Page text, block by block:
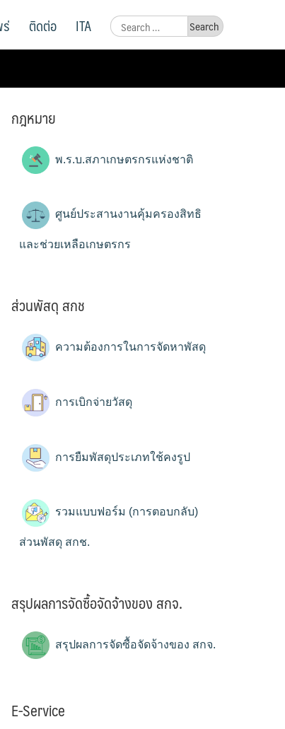
Search
for:
ติดต่อ ITA
กฎหมาย
พ.ร.บ.สภาเกษตรกรแห่งชาติ
ศูนย์ประสานงานคุ้มครองสิทธิ
และช่วยเหลือเกษตรกร
ส่วนพัสดุ สกช
ความต้องการในการจัดหาพัสดุ
การเบิกจ่ายวัสดุ
การยืมพัสดุประเภทใช้คงรูป
รวมแบบฟอร์ม (การตอบกลับ)
ส่วนพัสดุ สกช.
สรุปผลการจัดซื้อจัดจ้างของ สกจ.
สรุปผลการจัดซื้อจัดจ้างของ สกจ.
E-Service